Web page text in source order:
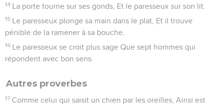
14 La porte tourne sur ses gonds, Et le paresseux sur son lit.
15 Le paresseux plonge sa main dans le plat, Et il trouve
pénible de la ramener à sa bouche.
16 Le paresseux se croit plus sage Que sept hommes qui
répondent avec bon sens.
Autres proverbes
17 Comme celui qui saisit un chien par les oreilles, Ainsi est